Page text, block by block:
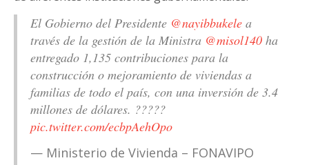
El Gobierno del Presidente @nayibbukele a
través de la gestión de la Ministra @misol140 ha
entregado 1,135 contribuciones para la
construcción o mejoramiento de viviendas a
familias de todo el país, con una inversión de 3.4
millones de dólares. ??‍?‍?‍?
pic.twitter.com/ecbpAehOpo
— Ministerio de Vivienda – FONAVIPO